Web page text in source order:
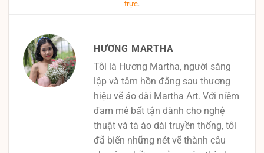
trực.
HƯƠNG MARTHA
Tôi là Hương Martha, người sáng
lập và tâm hồn đằng sau thương
hiệu vẽ áo dài Martha Art. Với niềm
đam mê bất tận dành cho nghệ
thuật và tà áo dài truyền thống, tôi
đã biến những nét vẽ thành câu